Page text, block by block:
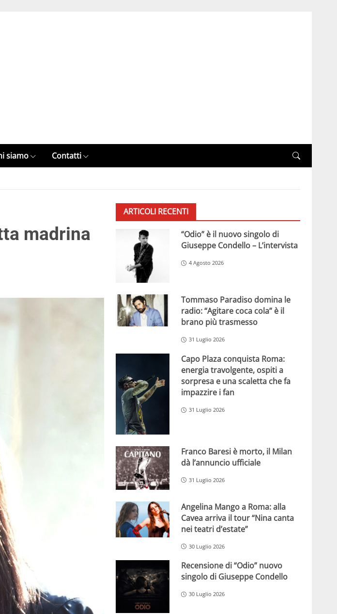
siamo Contatti
madrina
ARTICOLI RECENTI
“Odio” è il nuovo singolo di
Giuseppe Condello – L’intervista
4 Agosto 2026
Tommaso Paradiso domina le
radio: “Agitare coca cola” è il
brano più trasmesso
31 Luglio 2026
Capo Plaza conquista Roma:
energia travolgente, ospiti a
sorpresa e una scaletta che fa
impazzire i fan
31 Luglio 2026
Franco Baresi è morto, il Milan
dà l’annuncio ufficiale
31 Luglio 2026
Angelina Mango a Roma: alla
Cavea arriva il tour “Nina canta
nei teatri d’estate”
30 Luglio 2026
Recensione di “Odio” nuovo
singolo di Giuseppe Condello
30 Luglio 2026